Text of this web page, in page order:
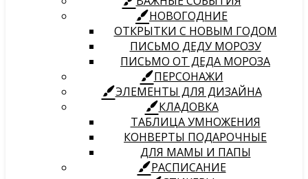
НОВОГОДНИЕ
ОТКРЫТКИ С НОВЫМ ГОДОМ
ПИСЬМО ДЕДУ МОРОЗУ
ПИСЬМО ОТ ДЕДА МОРОЗА
ПЕРСОНАЖИ
ЭЛЕМЕНТЫ ДЛЯ ДИЗАЙНА
КЛАДОВКА
ТАБЛИЦА УМНОЖЕНИЯ
КОНВЕРТЫ ПОДАРОЧНЫЕ
ДЛЯ МАМЫ И ПАПЫ
РАСПИСАНИЕ